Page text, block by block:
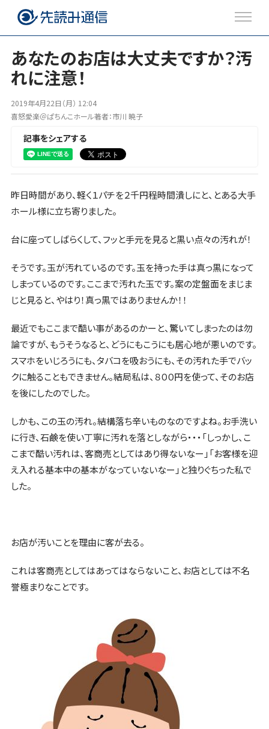
注目のトピックス
ブログ
Twitter
あなたのお店は大丈夫ですか？汚
れに注意！
2019年4月22日（月） 12:04
喜怒愛楽＠ぱちんこホール著者：市川 暁子
記事をシェアする
昨日時間があり、軽く１パチを２千円程時間潰しにと、とある大手
ホール様に立ち寄りました。
台に座ってしばらくして、フッと手元を見ると黒い点々の汚れが！
そうです。玉が汚れているのです。玉を持った手は真っ黒になって
しまっているのです。ここまで汚れた玉です。案の定盤面をまじま
じと見ると、やはり！真っ黒ではありませんか！！
最近でもここまで酷い事があるのかーと、驚いてしまったのは勿
論ですが、もうそうなると、どうにもこうにも居心地が悪いのです。
スマホをいじろうにも、タバコを吸おうにも、その汚れた手でバッ
クに触ることもできません。結局私は、８００円を使って、そのお店
を後にしたのでした。
しかも、この玉の汚れ。結構落ち辛いものなのですよね。お手洗い
に行き、石鹸を使い丁寧に汚れを落としながら・・・「しっかし、こ
こまで酷い汚れは、客商売としてはあり得ないなー」「お客様を迎
え入れる基本中の基本がなっていないなー」と独りぐちった私で
した。
お店が汚いことを理由に客が去る。
これは客商売としてはあってはならないこと、お店としては不名
誉極まりなことです。